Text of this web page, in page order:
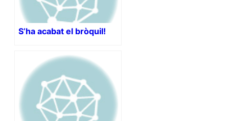
S’ha acabat el bròquil!